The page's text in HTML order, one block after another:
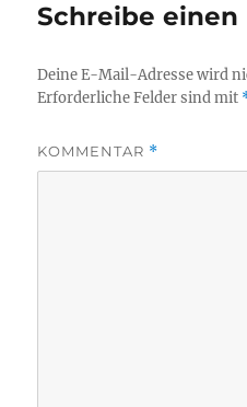
Schreibe
Deine E-Mail-Adresse wird
Erforderliche Felder sind mit
KOMMENTAR *